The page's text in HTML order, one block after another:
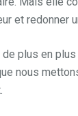
et redonner
plus en
nous